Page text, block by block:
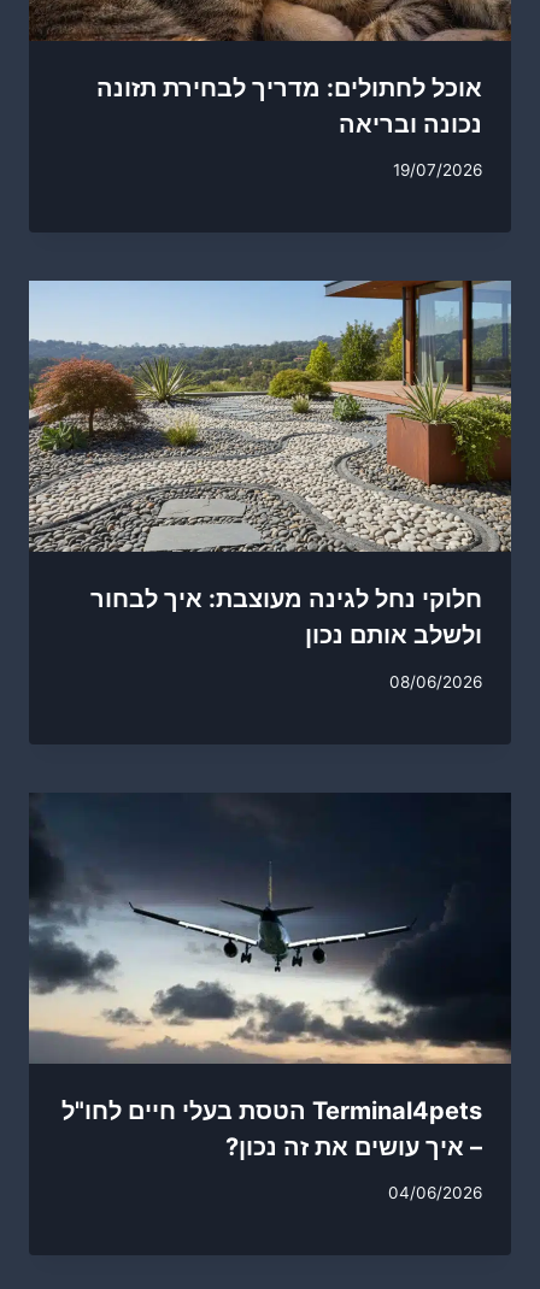
אוכל לחתולים: מדריך לבחירת תזונה
נכונה ובריאה
19/07/2026
חלוקי נחל לגינה מעוצבת: איך לבחור
ולשלב אותם נכון
08/06/2026
Terminal4pets הטסת בעלי חיים לחו"ל
– איך עושים את זה נכון?
04/06/2026